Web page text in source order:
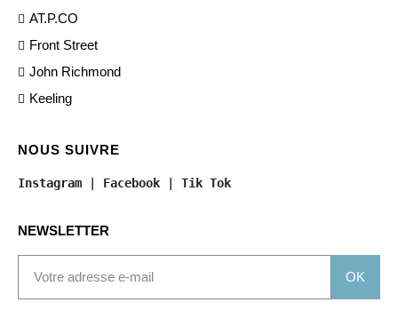
AT.P.CO
Front Street
John Richmond
Keeling
NOUS SUIVRE
Instagram | Facebook | Tik Tok
NEWSLETTER
OK